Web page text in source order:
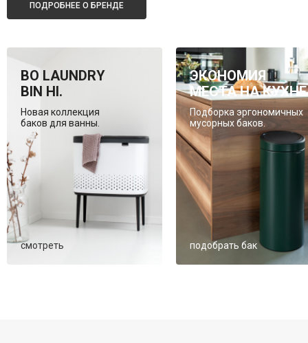
ПОДРОБНЕЕ О БРЕНДЕ
BO LAUNDRY
BIN HI.
Новая коллекция
баков для ванны.
смотреть
ЭКОНОМИЯ
МЕСТА НА
Подборка эргономичных
мусорных баков.
подобрать бак